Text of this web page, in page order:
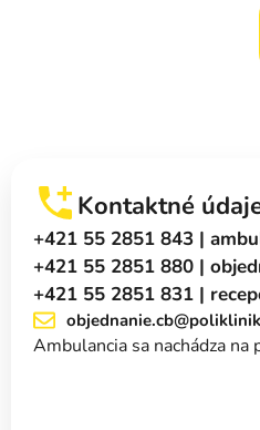
Kontaktné
+421 55 2851 843 |
+421 55 2851 880 |
+421 55 2851 831 |
Ambulancia sa nachádza na